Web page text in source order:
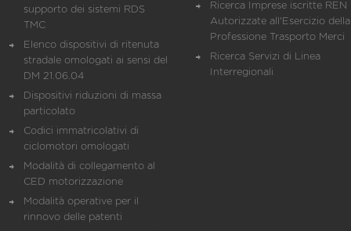
supporto dei sistemi RDS
TMC
Elenco dispositivi di ritenuta
stradale omologati ai sensi del
DM 21.06.04
Dispositivi riduzioni di massa
particolato
Codici immatricolativi di
ciclomotori omologati
Modalità di collegamento al
CED motorizzazione
Modalità operative per il
rinnovo delle patenti
Ricerca Imprese iscritte REN
Autorizzate all'Esercizio della
Professione Trasporto Merci
Ricerca Servizi di Linea
Interregionali